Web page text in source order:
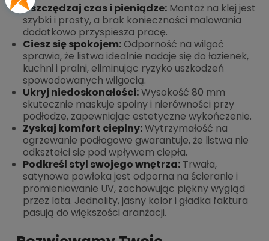
Oszczędzaj czas i pieniądze: Montaż na klej jest
szybki i prosty, a brak konieczności malowania
dodatkowo przyspiesza pracę.
Ciesz się spokojem:Odporność na wilgoć
sprawia, że listwa idealnie nadaje się do łazienek,
kuchni i pralni, eliminując ryzyko uszkodzeń
spowodowanych wilgocią.
Ukryj niedoskonałości:Wysokość 80 mm
skutecznie maskuje spoiny i nierówności przy
podłodze, zapewniając estetyczne wykończenie.
Zyskaj komfort cieplny:Wytrzymałość na
ogrzewanie podłogowe gwarantuje, że listwa nie
odkształci się pod wpływem ciepła.
Podkreśl styl swojego wnętrza: Trwała,
satynowa powłoka jest odporna na ścieranie i
promieniowanie UV, zachowując piękny wygląd
przez lata. Jednolity, jasny kolor i gładka faktura
pasują do większości aranżacji.